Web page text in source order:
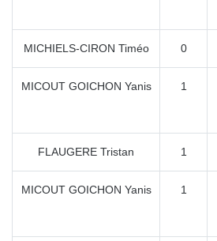
MICHIELS-CIRON Timéo 0
MICOUT GOICHON Yanis 1
FLAUGERE Tristan 1
MICOUT GOICHON Yanis 1